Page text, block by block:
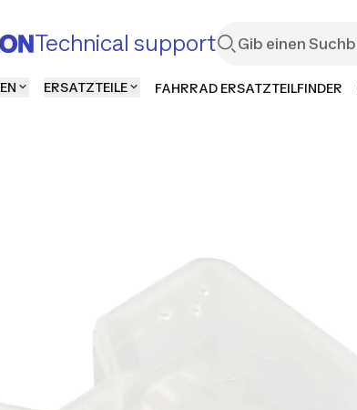
Technical support
ERSATZTEILE FAHRRAD ERSATZTEILFINDER